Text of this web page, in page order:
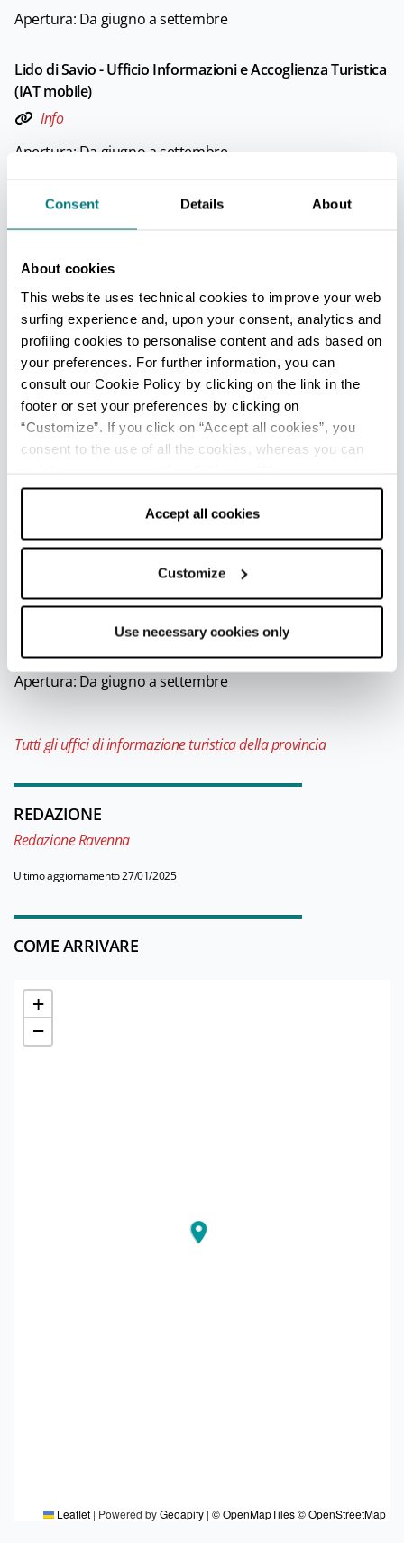
Consent Details About
About cookies
This website uses technical cookies to improve your web
surfing experience and, upon your consent, analytics and
profiling cookies to personalise content and ads based on
your preferences. For further information, you can
consult our Cookie Policy by clicking on the link in the
footer or set your preferences by clicking on
“Customize”. If you click on “Accept all cookies”, you
consent to the use of all the cookies, whereas you can
cookies only” and only the technical cookies for the
correct functioning of the website will be used.
Accept all cookies
Customize
Use necessary cookies only
Apertura: Da giugno a settembre
Lido di Savio - Ufficio Informazioni e Accoglienza Turistica
(IAT mobile)
Info
Apertura: Da giugno a settembre
Marina di Ravenna - Ufficio Informazioni e Accoglienza
Turistica (IAT mobile)
Marina Romea - Ufficio Informazioni e Accoglienza
Turistica (IAT mobile)
Info
Apertura: Da giugno a settembre
Turistica (IAT mobile)
Apertura: Da giugno a settembre
Punta Marina Terme - Ufficio Informazioni e Accoglienza
Turistica (IAT mobile)
Apertura: Da giugno a settembre
Tutti gli uffici di informazione turistica della provincia
REDAZIONE
Redazione Ravenna
Ultimo aggiornamento 27/01/2025
COME ARRIVARE
+
−
Leaflet | Powered byGeoapify | © OpenMapTiles© OpenStreetMap